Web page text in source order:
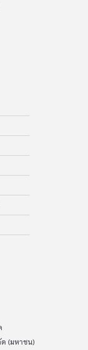
ด (มหาชน)